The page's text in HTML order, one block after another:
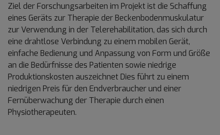
Ziel der Forschungsarbeiten im Projekt ist die Schaffung
eines Geräts zur Therapie der Beckenbodenmuskulatur
zur Verwendung in der Telerehabilitation, das sich durch
eine drahtlose Verbindung zu einem mobilen Gerät,
einfache Bedienung und Anpassung von Form und Größe
an die Bedürfnisse des Patienten sowie niedrige
Produktionskosten auszeichnet Dies führt zu einem
niedrigen Preis für den Endverbraucher und einer
Fernüberwachung der Therapie durch einen
Physiotherapeuten.